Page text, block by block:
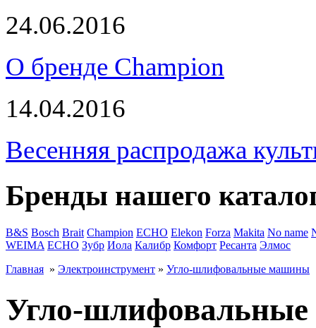
24.06.2016
О бренде Champion
14.04.2016
Весенняя распродажа
Бренды нашего
B&S Bosch Brait Champion ECHO Elekon Forza Makita No name
WEIMA ЕСНО Зубр Иола Калибр Комфорт Ресанта Элмос
Главная » Электроинструмент » Угло-шлифовальные машины
Угло-